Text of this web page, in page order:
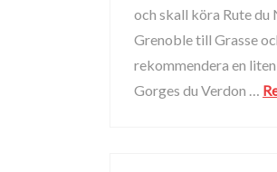
och skall köra Rute du
Grenoble till Grasse
rekommendera en
Gorges du Verdon …